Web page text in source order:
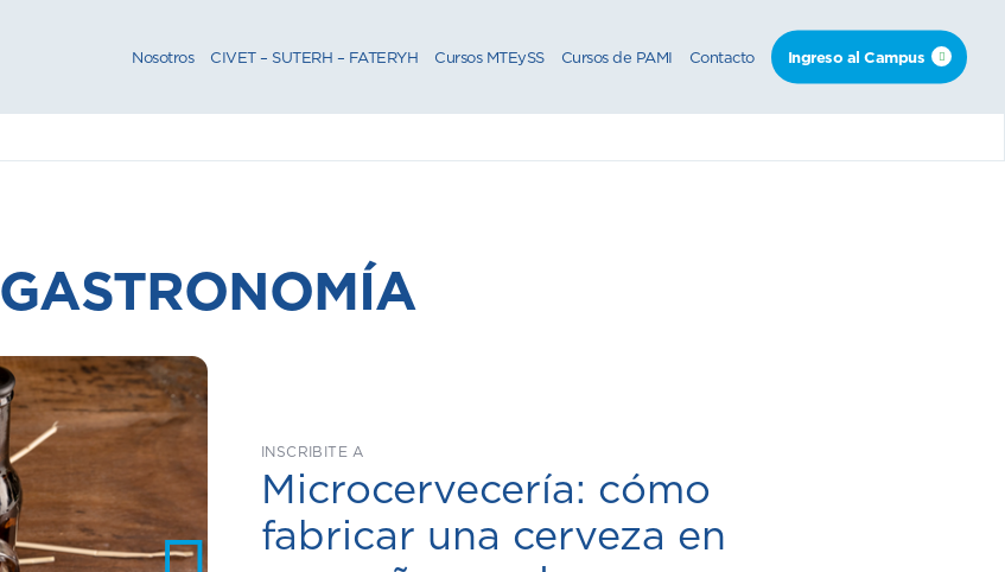
Nosotros CIVET – SUTERH – FATERYH Cursos MTEySS Cursos de PAMI Contacto Ingreso al Campus
GASTRONOMÍA
INSCRIBITE A
Microcervecería: cómo
fabricar una cerveza en